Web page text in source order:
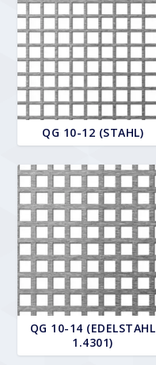
QG 10-12 (STAHL)
QG 10-14 (EDELSTAHL
1.4301)